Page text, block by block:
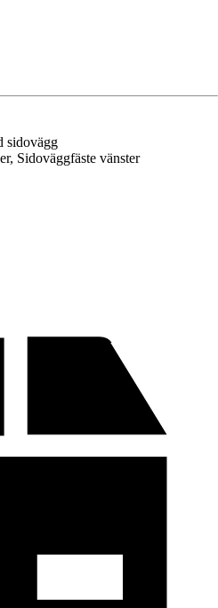
sidovägg
Sidoväggfäste vänster